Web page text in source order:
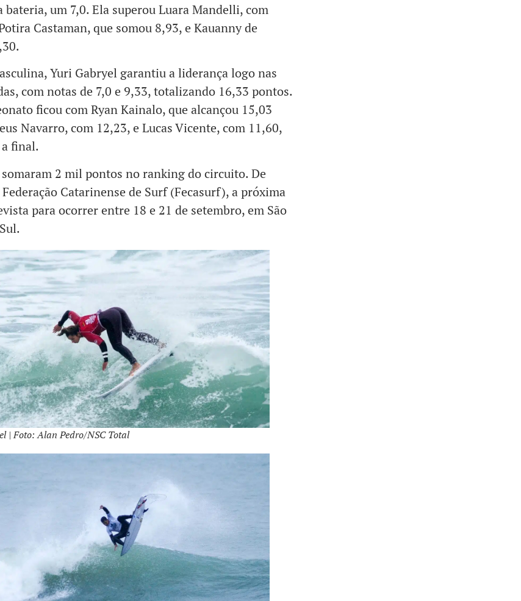
bateria, um 7,0. Ela superou Luara Mandelli, com
Castaman, que somou 8,93, e Kauanny de
Yuri Gabryel garantiu a liderança logo nas
com notas de 7,0 e 9,33, totalizando 16,33 pontos.
ficou com Ryan Kainalo, que alcançou 15,03
Navarro, com 12,23, e Lucas Vicente, com 11,60,
final.
somaram 2 mil pontos no ranking do circuito. De
Catarinense de Surf (Fecasurf), a próxima
para ocorrer entre 18 e 21 de setembro, em São
| Foto: Alan Pedro/NSC Total